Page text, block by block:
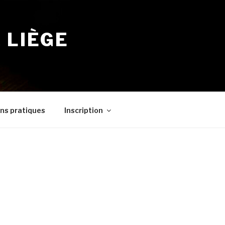
LIÈGE
pratiques Inscription